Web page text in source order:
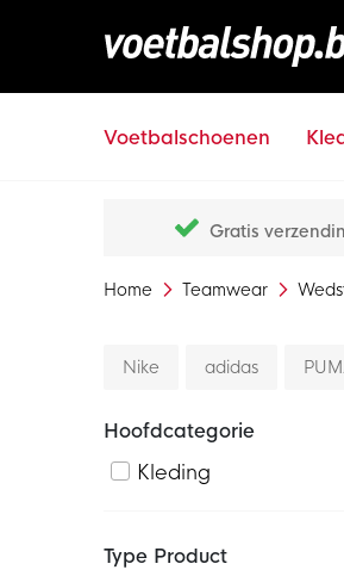
Voetbalschoenen
Gratis
Home Teamwear
Nike adidas
Hoofdcategorie
Kleding
Type Product